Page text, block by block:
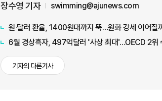
장수영 기자 swimming@ajunews.com
원·달러 환율, 1400원대까지 뚝…원화 강세 이어질
6월 경상흑자, 497억달러 '사상 최대'…OECD 2위
기자의 다른기사